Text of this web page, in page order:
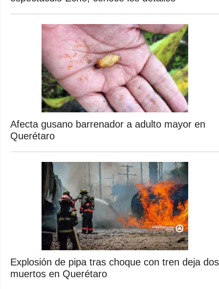
Afecta gusano barrenador a adulto mayor en
Querétaro
Explosión de pipa tras choque con tren deja dos
muertos en Querétaro